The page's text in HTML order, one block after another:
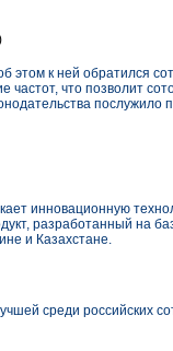
этом к ней обратился
частот, что позволит
послужило
инновационную
разработанный на
и Казахстане.
среди российских